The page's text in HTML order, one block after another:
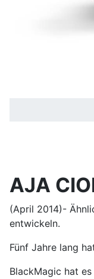
AJA
(April 2014)-
entwickeln.
Fünf Jahre lang
BlackMagic hat